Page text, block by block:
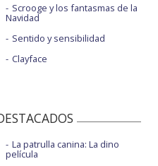
Scrooge y los fantasmas de la
Navidad
Sentido y sensibilidad
Clayface
La patrulla canina: La dino
película